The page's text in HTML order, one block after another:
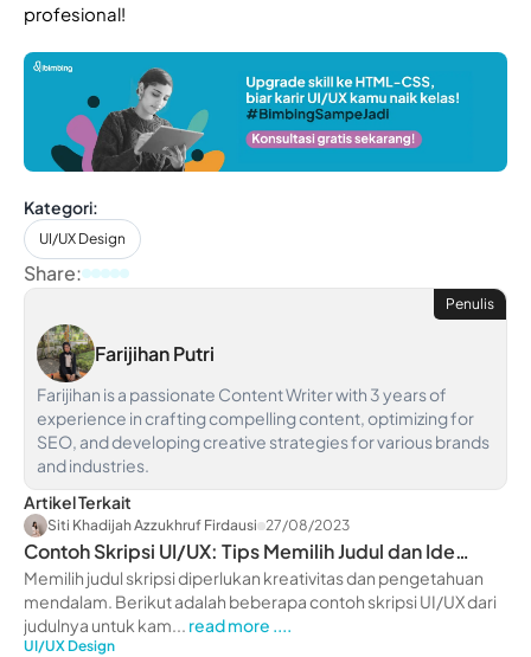
profesional!
Kategori:
UI/UX Design
Share:
Penulis
Farijihan Putri
Farijihan is a passionate Content Writer with 3 years of
experience in crafting compelling content, optimizing for
SEO, and developing creative strategies for various brands
and industries.
Artikel Terkait
Siti Khadijah Azzukhruf Firdausi 27/08/2023
Contoh Skripsi UI/UX: Tips Memilih Judul dan Ide
Menarik
Memilih judul skripsi diperlukan kreativitas dan pengetahuan
mendalam. Berikut adalah beberapa contoh skripsi UI/UX dari
judulnya untuk kam... read more ....
UI/UX Design